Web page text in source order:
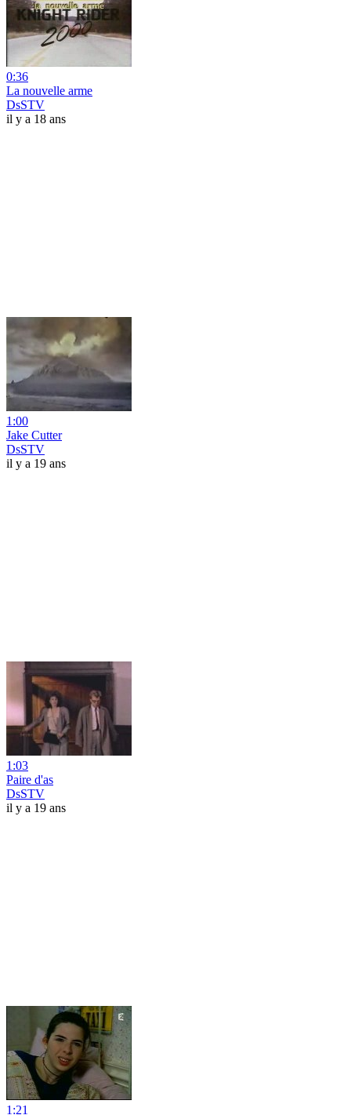
0:36
La nouvelle arme
DsSTV
il y a 18 ans
1:00
Jake Cutter
DsSTV
il y a 19 ans
1:03
Paire d'as
DsSTV
il y a 19 ans
1:21